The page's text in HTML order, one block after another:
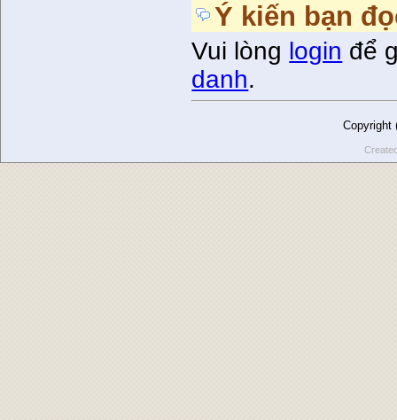
Ý kiến bạn
Vui lòng login để
danh.
Copyright